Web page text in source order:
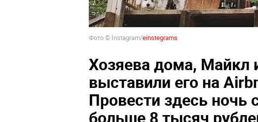
Фото © Instagram/einstegrams
Хозяева дома, Майкл
выставили его на
Провести здесь ночь
больше 8 тысяч